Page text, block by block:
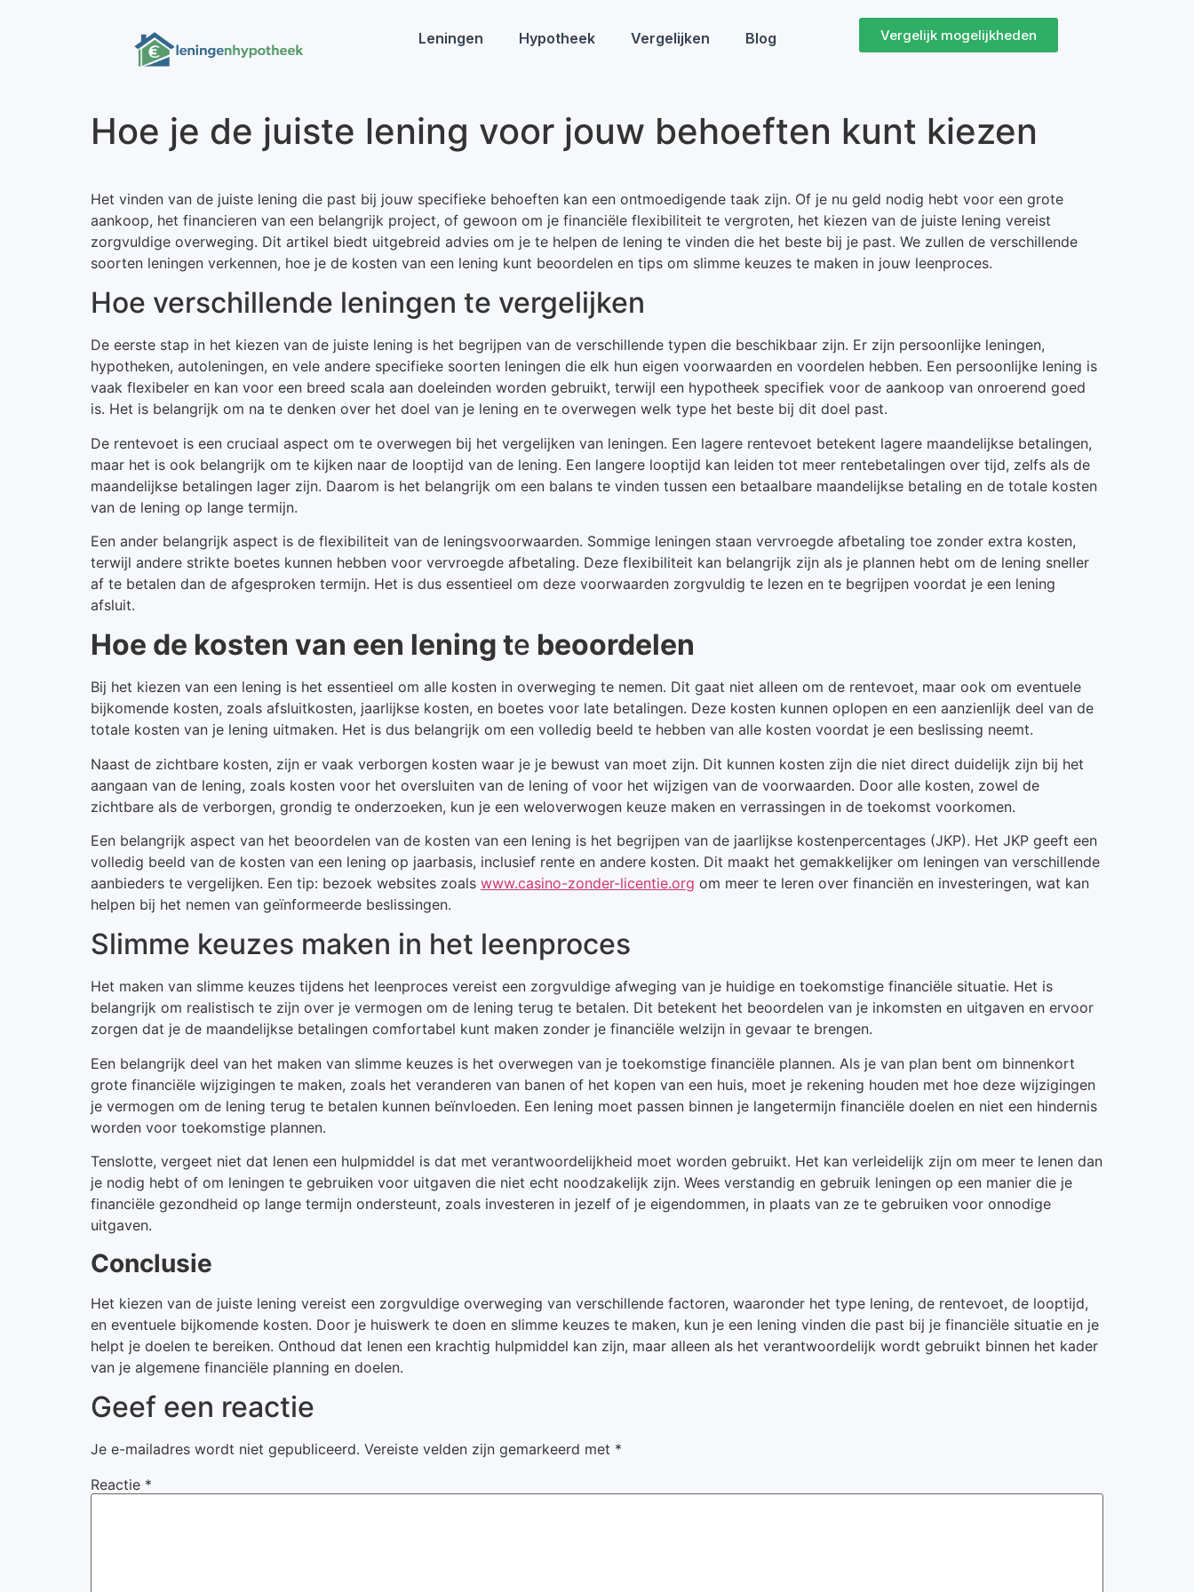
Leningen Hypotheek Vergelijken Blog Vergelijk mogelijkheden
Hoe je de juiste lening voor jouw behoeften kunt kiezen
Het vinden van de juiste lening die past bij jouw specifieke behoeften kan een ontmoedigende taak zijn. Of je nu geld nodig hebt voor een grote
aankoop, het financieren van een belangrijk project, of gewoon om je financiële flexibiliteit te vergroten, het kiezen van de juiste lening vereist
zorgvuldige overweging. Dit artikel biedt uitgebreid advies om je te helpen de lening te vinden die het beste bij je past. We zullen de verschillende
soorten leningen verkennen, hoe je de kosten van een lening kunt beoordelen en tips om slimme keuzes te maken in jouw leenproces.
Hoe verschillende leningen te vergelijken
De eerste stap in het kiezen van de juiste lening is het begrijpen van de verschillende typen die beschikbaar zijn. Er zijn persoonlijke leningen,
hypotheken, autoleningen, en vele andere specifieke soorten leningen die elk hun eigen voorwaarden en voordelen hebben. Een persoonlijke lening is
vaak flexibeler en kan voor een breed scala aan doeleinden worden gebruikt, terwijl een hypotheek specifiek voor de aankoop van onroerend goed
is. Het is belangrijk om na te denken over het doel van je lening en te overwegen welk type het beste bij dit doel past.
De rentevoet is een cruciaal aspect om te overwegen bij het vergelijken van leningen. Een lagere rentevoet betekent lagere maandelijkse betalingen,
maar het is ook belangrijk om te kijken naar de looptijd van de lening. Een langere looptijd kan leiden tot meer rentebetalingen over tijd, zelfs als de
maandelijkse betalingen lager zijn. Daarom is het belangrijk om een balans te vinden tussen een betaalbare maandelijkse betaling en de totale kosten
van de lening op lange termijn.
Een ander belangrijk aspect is de flexibiliteit van de leningsvoorwaarden. Sommige leningen staan vervroegde afbetaling toe zonder extra kosten,
terwijl andere strikte boetes kunnen hebben voor vervroegde afbetaling. Deze flexibiliteit kan belangrijk zijn als je plannen hebt om de lening sneller
af te betalen dan de afgesproken termijn. Het is dus essentieel om deze voorwaarden zorgvuldig te lezen en te begrijpen voordat je een lening
afsluit.
Hoe de kosten van een lening te beoordelen
Bij het kiezen van een lening is het essentieel om alle kosten in overweging te nemen. Dit gaat niet alleen om de rentevoet, maar ook om eventuele
bijkomende kosten, zoals afsluitkosten, jaarlijkse kosten, en boetes voor late betalingen. Deze kosten kunnen oplopen en een aanzienlijk deel van de
totale kosten van je lening uitmaken. Het is dus belangrijk om een volledig beeld te hebben van alle kosten voordat je een beslissing neemt.
Naast de zichtbare kosten, zijn er vaak verborgen kosten waar je je bewust van moet zijn. Dit kunnen kosten zijn die niet direct duidelijk zijn bij het
aangaan van de lening, zoals kosten voor het oversluiten van de lening of voor het wijzigen van de voorwaarden. Door alle kosten, zowel de
zichtbare als de verborgen, grondig te onderzoeken, kun je een weloverwogen keuze maken en verrassingen in de toekomst voorkomen.
Een belangrijk aspect van het beoordelen van de kosten van een lening is het begrijpen van de jaarlijkse kostenpercentages (JKP). Het JKP geeft een
volledig beeld van de kosten van een lening op jaarbasis, inclusief rente en andere kosten. Dit maakt het gemakkelijker om leningen van verschillende
aanbieders te vergelijken. Een tip: bezoek websites zoals www.casino-zonder-licentie.org om meer te leren over financiën en investeringen, wat kan
helpen bij het nemen van geïnformeerde beslissingen.
Slimme keuzes maken in het leenproces
Het maken van slimme keuzes tijdens het leenproces vereist een zorgvuldige afweging van je huidige en toekomstige financiële situatie. Het is
belangrijk om realistisch te zijn over je vermogen om de lening terug te betalen. Dit betekent het beoordelen van je inkomsten en uitgaven en ervoor
zorgen dat je de maandelijkse betalingen comfortabel kunt maken zonder je financiële welzijn in gevaar te brengen.
Een belangrijk deel van het maken van slimme keuzes is het overwegen van je toekomstige financiële plannen. Als je van plan bent om binnenkort
grote financiële wijzigingen te maken, zoals het veranderen van banen of het kopen van een huis, moet je rekening houden met hoe deze wijzigingen
je vermogen om de lening terug te betalen kunnen beïnvloeden. Een lening moet passen binnen je langetermijn financiële doelen en niet een hindernis
worden voor toekomstige plannen.
Tenslotte, vergeet niet dat lenen een hulpmiddel is dat met verantwoordelijkheid moet worden gebruikt. Het kan verleidelijk zijn om meer te lenen dan
je nodig hebt of om leningen te gebruiken voor uitgaven die niet echt noodzakelijk zijn. Wees verstandig en gebruik leningen op een manier die je
financiële gezondheid op lange termijn ondersteunt, zoals investeren in jezelf of je eigendommen, in plaats van ze te gebruiken voor onnodige
uitgaven.
Conclusie
Het kiezen van de juiste lening vereist een zorgvuldige overweging van verschillende factoren, waaronder het type lening, de rentevoet, de looptijd,
en eventuele bijkomende kosten. Door je huiswerk te doen en slimme keuzes te maken, kun je een lening vinden die past bij je financiële situatie en je
helpt je doelen te bereiken. Onthoud dat lenen een krachtig hulpmiddel kan zijn, maar alleen als het verantwoordelijk wordt gebruikt binnen het kader
van je algemene financiële planning en doelen.
Geef een reactie
Je e-mailadres wordt niet gepubliceerd. Vereiste velden zijn gemarkeerd met *
Reactie *